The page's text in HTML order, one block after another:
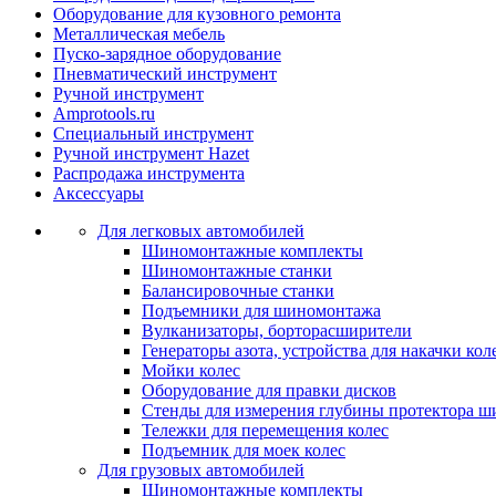
Оборудование для кузовного ремонта
Металлическая мебель
Пуско-зарядное оборудование
Пневматический инструмент
Ручной инструмент
Amprotools.ru
Специальный инструмент
Ручной инструмент Hazet
Распродажа инструмента
Аксессуары
Для легковых автомобилей
Шиномонтажные комплекты
Шиномонтажные станки
Балансировочные станки
Подъемники для шиномонтажа
Вулканизаторы, борторасширители
Генераторы азота, устройства для накачки
Мойки колес
Оборудование для правки дисков
Стенды для измерения глубины протектора
Тележки для перемещения колес
Подъемник для моек колеc
Для грузовых автомобилей
Шиномонтажные комплекты